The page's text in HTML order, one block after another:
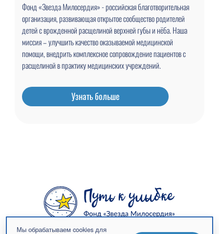
Фонд «Звезда Милосердия» - российская благотворительная
организация, развивающая открытое сообщество родителей
детей с врожденной расщелиной верхней губы и нёба. Наша
миссия – улучшить качество оказываемой медицинской
помощи, внедрить комплексное сопровождение пациентов с
расщелиной в практику медицинских учреждений.
Узнать больше
Мы обрабатываем cookies для